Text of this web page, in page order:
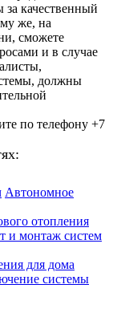
качественный
же, на
сможете
и в случае
должны
по телефону +7
Автономное
отопления
и монтаж систем
для дома
системы